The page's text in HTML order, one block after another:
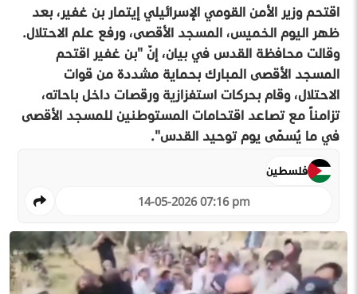
اقتحم وزير الأمن القومي الإسرائيلي إيتمار بن غفير، بعد
ظهر اليوم الخميس، المسجد الأقصى، ورفع علم الاحتلال.
وقالت محافظة القدس في بيان، إنّ "بن غفير اقتحم
المسجد الأقصى المبارك بحماية مشددة من قوات
الاحتلال، وقام بحركات استفزازية ورقصات داخل باحاته،
تزامناً مع تصاعد اقتحامات المستوطنين للمسجد الأقصى
في ما يُسمّى يوم توحيد القدس".
14-05-2026 07:16 pm
فلسطين